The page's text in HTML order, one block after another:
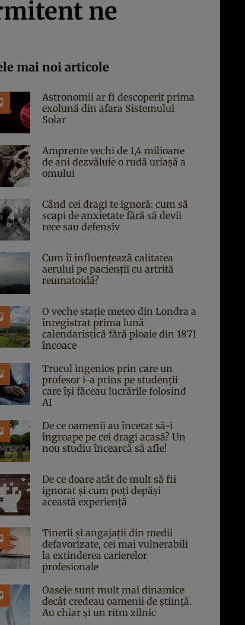
ne
mai noi articole
Astronomii ar fi descoperit prima
exolună din afara Sistemului
Solar
Amprente vechi de 1,4 milioane
de ani dezvăluie o rudă uriașă a
omului
Când cei dragi te ignoră: cum să
scapi de anxietate fără să devii
rece sau defensiv
Cum îi influențează calitatea
aerului pe pacienții cu artrită
reumatoidă?
O veche stație meteo din Londra a
înregistrat prima lună
calendaristică fără ploaie din 1871
încoace
Trucul ingenios prin care un
profesor i-a prins pe studenții
care își făceau lucrările folosind
AI
De ce oamenii au încetat să-i
îngroape pe cei dragi acasă? Un
nou studiu încearcă să afle!
De ce doare atât de mult să fii
ignorat și cum poți depăși
această experiență
Tinerii și angajații din medii
defavorizate, cei mai vulnerabili
la extinderea carierelor
profesionale
Oasele sunt mult mai dinamice
decât credeau oamenii de știință.
Au chiar și un ritm zilnic